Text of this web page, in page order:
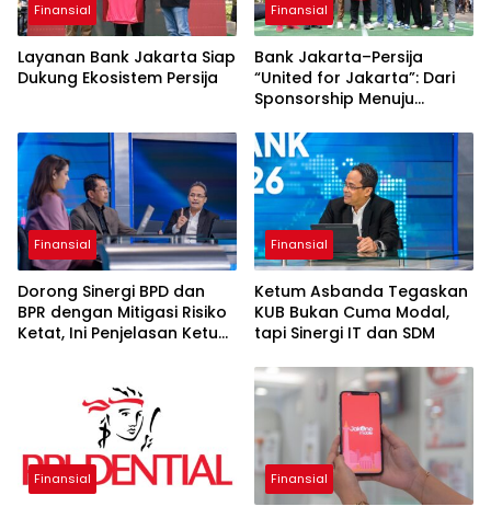
Finansial
Layanan Bank Jakarta Siap
Dukung Ekosistem Persija
Finansial
Bank Jakarta–Persija
“United for Jakarta”: Dari
Sponsorship Menuju
Finansial
Dorong Sinergi BPD dan
BPR dengan Mitigasi Risiko
Ketat, Ini Penjelasan Ketum
Finansial
Ketum Asbanda Tegaskan
KUB Bukan Cuma Modal,
tapi Sinergi IT dan SDM
Finansial Finansial